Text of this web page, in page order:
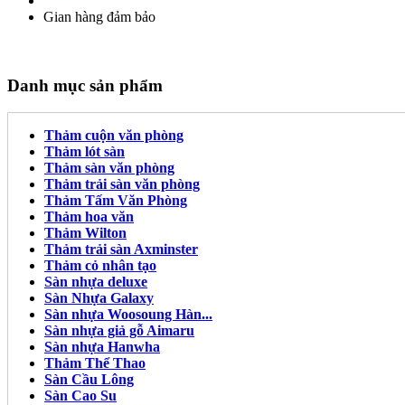
Gian hàng đảm bảo
Danh mục sản phẩm
Thảm cuộn văn phòng
Thảm lót sàn
Thảm sàn văn phòng
Thảm trải sàn văn phòng
Thảm Tấm Văn Phòng
Thảm hoa văn
Thảm Wilton
Thảm trải sàn Axminster
Thảm cỏ nhân tạo
Sàn nhựa deluxe
Sàn Nhựa Galaxy
Sàn nhựa Woosoung Hàn...
Sàn nhựa giả gỗ Aimaru
Sàn nhựa Hanwha
Thảm Thể Thao
Sàn Cầu Lông
Sàn Cao Su